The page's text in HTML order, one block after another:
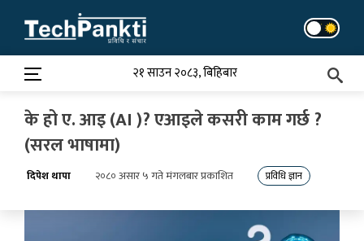
content
२१ साउन २०८३, बिहिबार
के हो ए. आइ (AI )? एआइले कसरी काम गर्छ ?
(सरल भाषामा)
दिपेश थापा २०८० असार ५ गते मंगलबार प्रकाशित प्रविधि ज्ञान